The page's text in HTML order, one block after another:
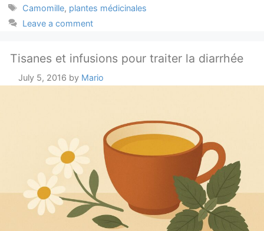
Tags
Camomille, plantes médicinales
Leave a comment
Tisanes et infusions pour traiter la diarrhée
July 5, 2016 by Mario